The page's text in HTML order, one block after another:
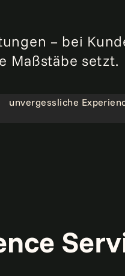
– bei
Maßstäbe setzt.
unvergessliche